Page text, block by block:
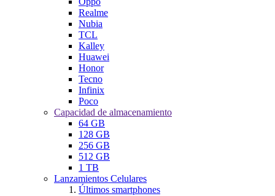
Realme
Nubia
TCL
Kalley
Huawei
Honor
Tecno
Infinix
Poco
Capacidad de almacenamiento
64 GB
128 GB
256 GB
512 GB
1 TB
Lanzamientos Celulares
Últimos smartphones